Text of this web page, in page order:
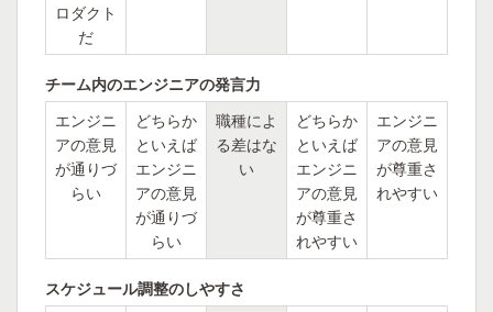
ロダクト
だ
チーム内のエンジニアの発言力
エンジニ
アの意見
が通りづ
らい
どちらか
といえば
エンジニ
アの意見
が通りづ
らい
職種によ
る差はな
い
どちらか
といえば
エンジニ
アの意見
が尊重さ
れやすい
エンジニ
アの意見
が尊重さ
れやすい
スケジュール調整のしやすさ